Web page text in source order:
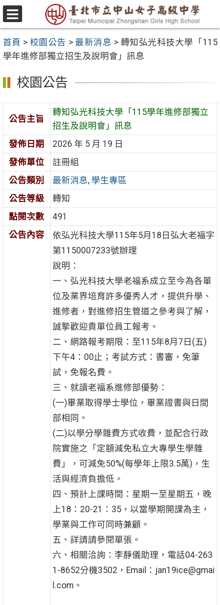
跳
至
要
內
容
區
選
單
首頁 > 校園公告 > 最新消息 > 轉知弘光科技大學「115
學年進修部獨立招生及說明會」訊息
校園公告
公告主旨
轉知弘光科技大學「115學年進修部獨立
招生及說明會」訊息
發佈日期
2026 年 5 月 19 日
發佈單位
註冊組
公告類別
最新消息, 學生專區
公告等級
轉知
點閱次數
491
公告內容
依弘光科技大學115年5月18日弘大老福字
第1150007233號辦理
說明：
一、弘光科技大學老福系成立至今為各單
位及業界培育許多優秀人才，提供升學、
進修者，對進修招生管道之參考與了解，
誠摯歡迎貴單位員工報考。
二、網路報考期限：至115年8月7日(五)
下午4：00止；考試方式：書審，免筆
試，免報名費。
三、就讀老福系進修部優勢：
(一)畢業取得學士學位，畢業證書與日間
部相同。
(二)以學分學雜費方式收費，並配合行政
院實施之「定額減免私立大專學生學雜
費」，可減免50%(每學年上限3.5萬)，生
活與經濟負擔低。
四、預計上課時間：星期一至星期五，晚
上18：20-21：35，以當學期開課為主，
學業與工作可同時兼顧。
五、詳請請參閱單張。
六、相關洽詢：李靜儀助理，電話04-263
1-8652分機3502，Email：jan19ice@gmai
l.com。